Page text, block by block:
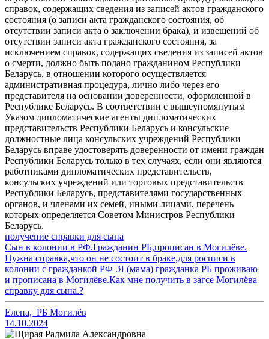
справок, содержащих сведения из записей актов гражданского
состояния (о записи акта гражданского состояния, об
отсутствии записи акта о заключении брака), и извещений об
отсутствии записи акта гражданского состояния, за
исключением справок, содержащих сведения из записей актов
о смерти, должно быть подано гражданином Республики
Беларусь, в отношении которого осуществляется
административная процедура, лично либо через его
представителя на основании доверенности, оформленной в
Республике Беларусь. В соответствии с вышеупомянутым
Указом дипломатические агенты дипломатических
представительств Республики Беларусь и консульские
должностные лица консульских учреждений Республики
Беларусь вправе удостоверять доверенности от имени граждан
Республики Беларусь только в тех случаях, если они являются
работниками дипломатических представительств,
консульских учреждений или торговых представительств
Республики Беларусь, представителями государственных
органов, и членами их семей, иными лицами, перечень
которых определяется Советом Министров Республики
Беларусь.
получение справки для сына
Сын в колонии в РФ.Гражданин РБ,прописан в Могилёве.
Нужна справка,что он не состоит в браке,для росписи в
колонии с гражданкой РФ .Я (мама) гражданка РБ проживаю
и прописана в Могилёве.Как мне получить в загсе Могилёва
справку для сына.?
Елена, РБ Могилёв
14.10.2024